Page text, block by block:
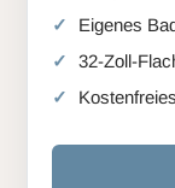
Eigenes
32-Zoll-